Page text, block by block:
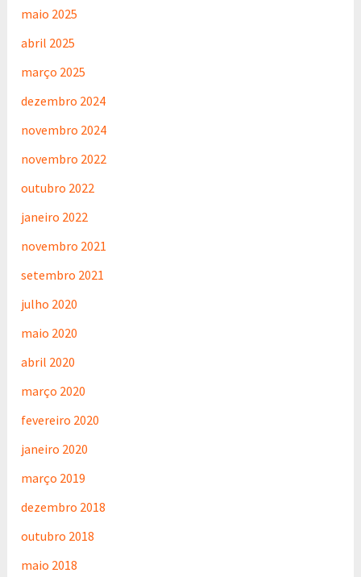
maio 2025
abril 2025
março 2025
dezembro 2024
novembro 2024
novembro 2022
outubro 2022
janeiro 2022
novembro 2021
setembro 2021
julho 2020
maio 2020
abril 2020
março 2020
fevereiro 2020
janeiro 2020
março 2019
dezembro 2018
outubro 2018
maio 2018